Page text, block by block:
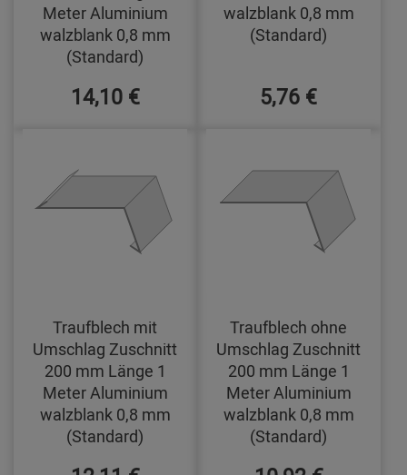
Meter Aluminium
walzblank 0,8 mm
(Standard)
14,10 €
walzblank 0,8 mm
(Standard)
5,76 €
Traufblech mit
Umschlag Zuschnitt
200 mm Länge 1
Meter Aluminium
walzblank 0,8 mm
(Standard)
Traufblech ohne
Umschlag Zuschnitt
200 mm Länge 1
Meter Aluminium
walzblank 0,8 mm
(Standard)